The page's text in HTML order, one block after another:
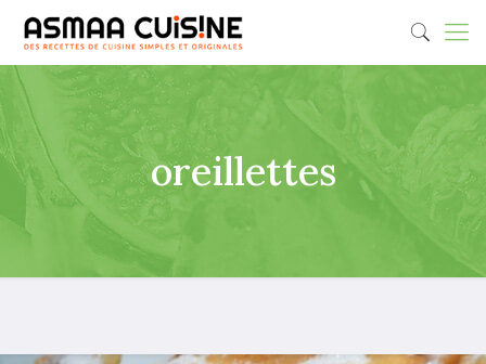
oreillettes